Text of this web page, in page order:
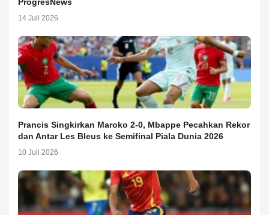
ProgresNews
14 Juli 2026
Prancis Singkirkan Maroko 2-0, Mbappe Pecahkan Rekor
dan Antar Les Bleus ke Semifinal Piala Dunia 2026
10 Juli 2026